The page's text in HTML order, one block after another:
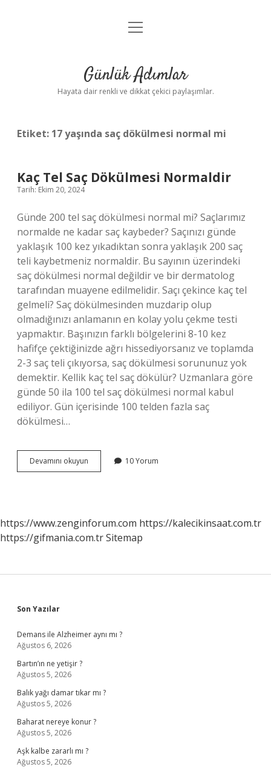
Anasayfa
Yasal Uyarı
menüyü
Günlük Adımlar
Hayata dair renkli ve dikkat çekici paylaşımlar.
Etiket: 17 yaşında saç dökülmesi normal mi
Kaç Tel Saç Dökülmesi Normaldir
Tarih: Ekim 20, 2024
Günde 200 tel saç dökülmesi normal mi? Saçlarımız
normalde ne kadar saç kaybeder? Saçınızı günde
yaklaşık 100 kez yıkadıktan sonra yaklaşık 200 saç
teli kaybetmeniz normaldir. Bu sayının üzerindeki
saç dökülmesi normal değildir ve bir dermatolog
tarafından muayene edilmelidir. Saçı çekince kaç tel
gelmeli? Saç dökülmesinden muzdarip olup
olmadığınızı anlamanın en kolay yolu çekme testi
yapmaktır. Başınızın farklı bölgelerini 8-10 kez
hafifçe çektiğinizde ağrı hissediyorsanız ve toplamda
2-3 saç teli çıkıyorsa, saç dökülmesi sorununuz yok
demektir. Kellik kaç tel saç dökülür? Uzmanlara göre
günde 50 ila 100 tel saç dökülmesi normal kabul
ediliyor. Gün içerisinde 100 telden fazla saç
dökülmesi…
Devamını okuyun
Tel
10 Yorum
https://www.zenginforum.com https://kalecikinsaat.com.tr
https://gifmania.com.trSitemap
Sidebar
Son Yazılar
Demans ile Alzheimer aynı mı ?
Ağustos 6, 2026
Bartın’ın ne yetişir ?
Ağustos 5, 2026
Balık yağı damar tıkar mı ?
Ağustos 5, 2026
Baharat nereye konur ?
Ağustos 5, 2026
Aşk kalbe zararlı mı ?
Ağustos 5, 2026